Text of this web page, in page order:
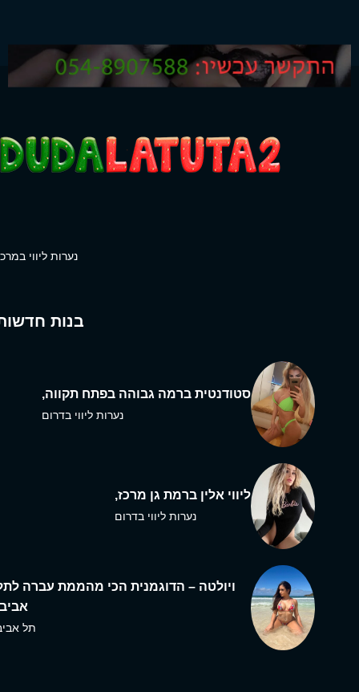
נערות ליווי
בנות
סטודנטית ברמה גבוהה בפתח תקווה,
נערות ליווי בדרום
ליווי אלין ברמת גן מרכז,
נערות ליווי בדרום
ויולטה – הדוגמנית הכי מהממת עברה
תל